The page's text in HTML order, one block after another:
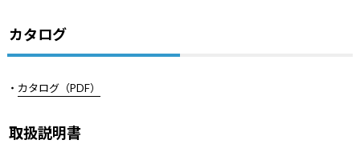
カタログ
・ カタログ（PDF）
取扱説明書